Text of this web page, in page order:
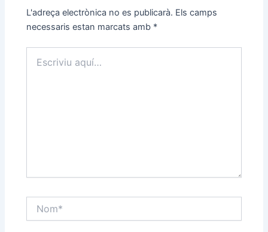
L'adreça electrònica no es publicarà. Els camps
necessaris estan marcats amb *
aquí…